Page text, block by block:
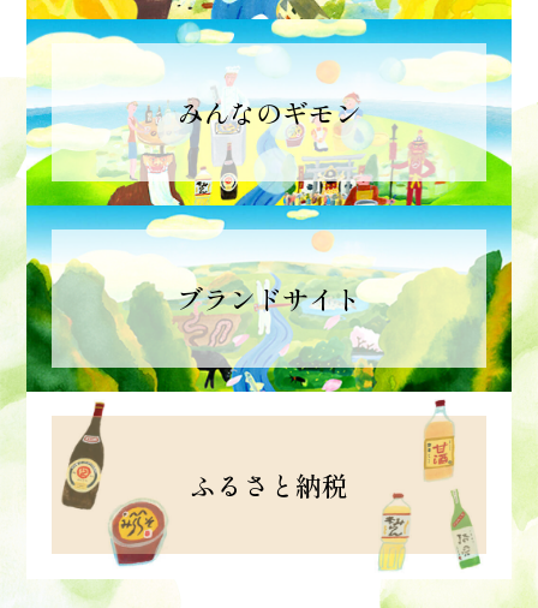
みんなのギモン
ブランドサイト
ふるさと納税